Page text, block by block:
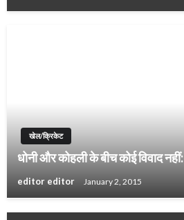
खेल/क्रिकेट
धोनी और कोहली के बीच कोई विवाद नहीं:
editor editor January 2, 2015